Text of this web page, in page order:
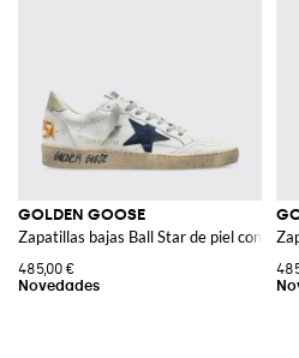
GOLDEN GOOSE
Zapatillas bajas Ball Star de piel con
485,00 €